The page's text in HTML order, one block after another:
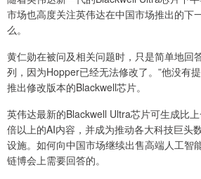
市场也高度关注英伟达在中国市场推出的下
么。
黄仁勋在被问及相关问题时，只是简单地回
列，因为Hopper已经无法修改了。”他没有
推出修改版本的Blackwell芯片。
英伟达最新的Blackwell Ultra芯片可生成比
倍以上的AI内容，并成为推动各大科技巨头
设施。如何向中国市场继续出售高端人工智
链博会上需要回答的。